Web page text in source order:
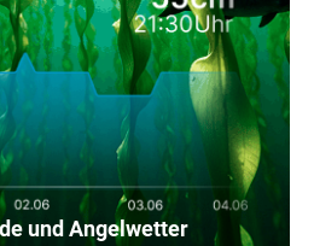
und Angelwetter